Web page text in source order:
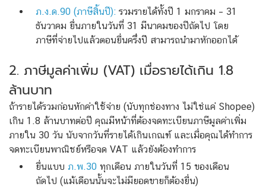
ภ.ง.ด.90 (ภาษีสิ้นปี): รวมรายได้ทั้งปี 1 มกราคม – 31
ธันวาคม ยื่นภายในวันที่ 31 มีนาคมของปีถัดไป โดย
ภาษีที่จ่ายไปแล้วตอนยื่นครึ่งปี สามารถนำมาหักออกได้
2. ภาษีมูลค่าเพิ่ม (VAT) เมื่อรายได้เกิน 1.8
ล้านบาท
ถ้ารายได้รวมก่อนหักค่าใช้จ่าย (นับทุกช่องทาง ไม่ใช่แค่ Shopee)
เกิน 1.8 ล้านบาทต่อปี คุณมีหน้าที่ต้องจดทะเบียนภาษีมูลค่าเพิ่ม
ภายใน 30 วัน นับจากวันที่รายได้เกินเกณฑ์ และเมื่อคุณได้ทำการ
จดทะเบียนพาณิชย์หรือจด VAT แล้วยังต้องทำการ
ยื่นแบบ ภ.พ.30 ทุกเดือน ภายในวันที่ 15 ของเดือน
ถัดไป (แม้เดือนนั้นจะไม่มียอดขายก็ต้องยื่น)